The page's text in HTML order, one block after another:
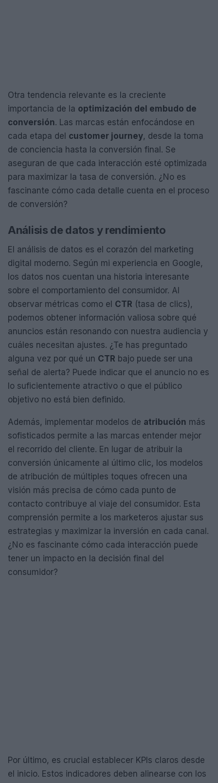
Otra tendencia relevante es la creciente
importancia de la optimización del embudo de
conversión. Las marcas están enfocándose en
cada etapa del customer journey, desde la toma
de conciencia hasta la conversión final. Se
aseguran de que cada interacción esté optimizada
para maximizar la tasa de conversión. ¿No es
fascinante cómo cada detalle cuenta en el proceso
de conversión?
Análisis de datos y rendimiento
El análisis de datos es el corazón del marketing
digital moderno. Según mi experiencia en Google,
los datos nos cuentan una historia interesante
sobre el comportamiento del consumidor. Al
observar métricas como el CTR (tasa de clics),
podemos obtener información valiosa sobre qué
anuncios están resonando con nuestra audiencia y
cuáles necesitan ajustes. ¿Te has preguntado
alguna vez por qué un CTR bajo puede ser una
señal de alerta? Puede indicar que el anuncio no es
lo suficientemente atractivo o que el público
objetivo no está bien definido.
Además, implementar modelos de atribución más
sofisticados permite a las marcas entender mejor
el recorrido del cliente. En lugar de atribuir la
conversión únicamente al último clic, los modelos
de atribución de múltiples toques ofrecen una
visión más precisa de cómo cada punto de
contacto contribuye al viaje del consumidor. Esta
comprensión permite a los marketeros ajustar sus
estrategias y maximizar la inversión en cada canal.
¿No es fascinante cómo cada interacción puede
tener un impacto en la decisión final del
consumidor?
Por último, es crucial establecer KPIs claros desde
el inicio. Estos indicadores deben alinearse con los